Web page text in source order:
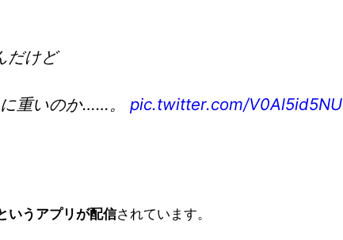
だけど
重いのか……。 pic.twitter.com/V0Al5id5NU
いうアプリが配信されています。